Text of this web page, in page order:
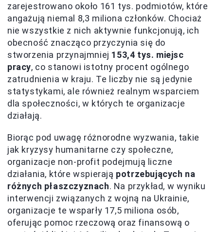
zarejestrowano około 161 tys. podmiotów, które
angażują niemal 8,3 miliona członków. Chociaż
nie wszystkie z nich aktywnie funkcjonują, ich
obecność znacząco przyczynia się do
stworzenia przynajmniej 153,4 tys. miejsc
pracy, co stanowi istotny procent ogólnego
zatrudnienia w kraju. Te liczby nie są jedynie
statystykami, ale również realnym wsparciem
dla społeczności, w których te organizacje
działają.
Biorąc pod uwagę różnorodne wyzwania, takie
jak kryzysy humanitarne czy społeczne,
organizacje non-profit podejmują liczne
działania, które wspierają potrzebujących na
różnych płaszczyznach. Na przykład, w wyniku
interwencji związanych z wojną na Ukrainie,
organizacje te wsparły 17,5 miliona osób,
oferując pomoc rzeczową oraz finansową o